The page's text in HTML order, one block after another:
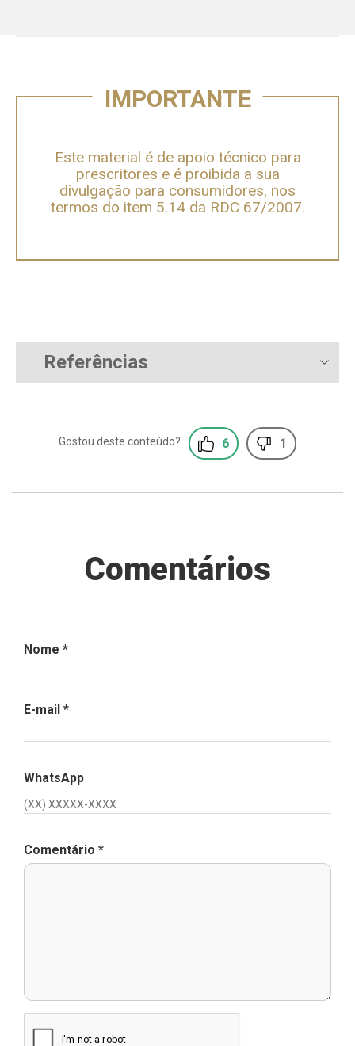
IMPORTANTE
Este material é de apoio técnico para
prescritores e é proibida a sua
divulgação para consumidores, nos
termos do item 5.14 da RDC 67/2007.
Referências
6 1
Comentários
Nome *
E-mail *
WhatsApp
Comentário *